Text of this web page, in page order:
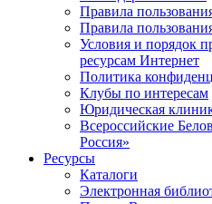
Правила
Правила
Условия и порядок
ресурсам Интернет
Политика
Клубы по интересам
Юридическая
Всероссийские
Россия»
Ресурсы
Каталоги
Электронная